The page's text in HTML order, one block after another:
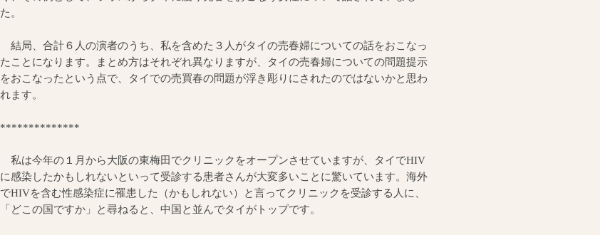
た。
結局、合計６人の演者のうち、私を含めた３人がタイの売春婦についての話をおこなっ
たことになります。まとめ方はそれぞれ異なりますが、タイの売春婦についての問題提示
をおこなったという点で、タイでの売買春の問題が浮き彫りにされたのではないかと思わ
れます。
**************
私は今年の１月から大阪の東梅田でクリニックをオープンさせていますが、タイでHIV
に感染したかもしれないといって受診する患者さんが大変多いことに驚いています。海外
でHIVを含む性感染症に罹患した（かもしれない）と言ってクリニックを受診する人に、
「どこの国ですか」と尋ねると、中国と並んでタイがトップです。